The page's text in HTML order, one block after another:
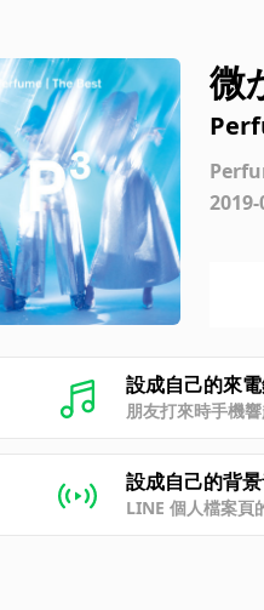
微
設成自己的來
朋友打來時手機
設成自己的背
LINE 個人檔案頁